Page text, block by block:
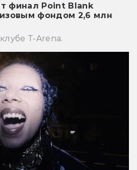
финал Point Blank
фондом 2,6 млн
T-Arena.